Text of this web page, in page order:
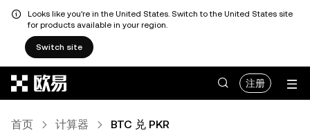
Looks like you're in the United States. Switch to the United States site
for products available in your region.
Switch site
注册
首页 计算器 BTC 兑 PKR